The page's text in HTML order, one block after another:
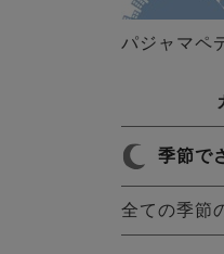
パジャマペ
季節で
全ての季節